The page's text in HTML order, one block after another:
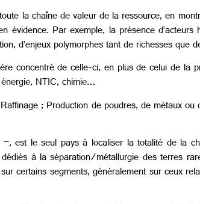
la chaîne de valeur de la ressource, en
évidence. Par exemple, la présence
d’enjeux polymorphes tant de richesses que
concentré de celle-ci, en plus de celui de la
NTIC, chimie…
; Production de poudres, de métaux ou
est le seul pays à localiser la totalité de la
à la séparation/métallurgie des terres
certains segments, généralement sur ceux